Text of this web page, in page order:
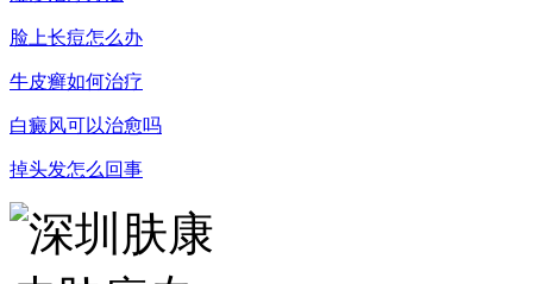
脸上长痘怎么办
牛皮癣如何治疗
白癜风可以治愈吗
掉头发怎么回事